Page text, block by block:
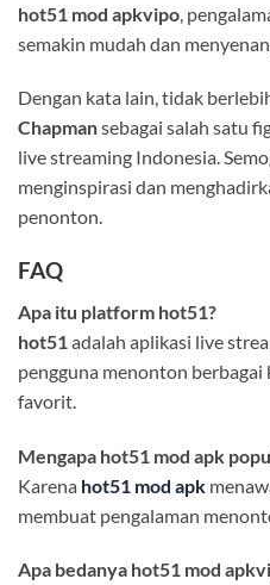
hot51 mod apkvipo ,
semakin mudah dan
Dengan kata lain, tidak
Chapmansebagai salah satu
live streaming Indonesia.
menginspirasi dan
penonton.
FAQ
Apa itu platform hot51?
hot51adalah aplikasi live
pengguna menonton
favorit.
Mengapa hot51 mod apk
Karena hot51 mod apk
membuat pengalaman
Apa bedanya hot51 mod